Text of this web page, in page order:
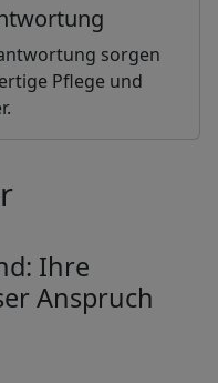
sorgen
Pflege und
Ihre
Anspruch